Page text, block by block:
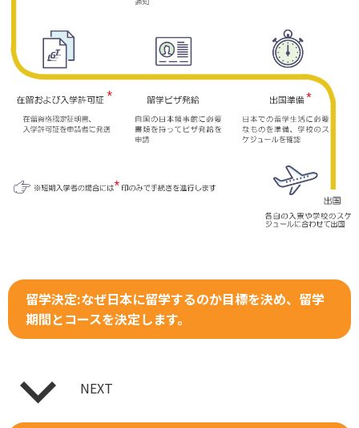
留学決定:なぜ日本に留学するのか目標を決め、留学
期間とコースを決定します。
NEXT